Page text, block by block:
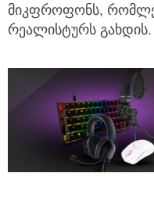
მიკფროფონს,
რეალისტურს გახდის.